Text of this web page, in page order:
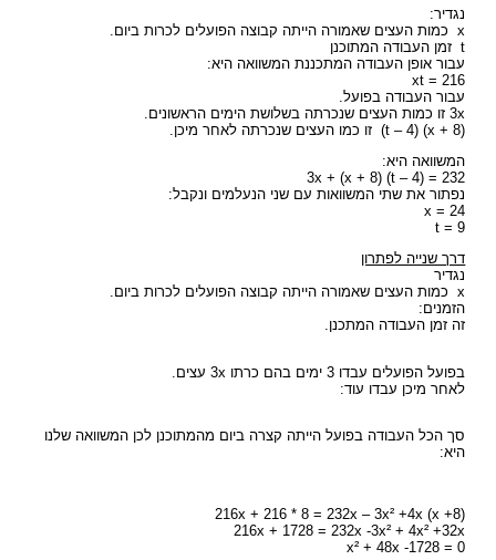
נגדיר:
x כמות העצים שאמורה הייתה קבוצה הפועלים לכרות ביום.
t זמן העבודה המתוכנן
עבור אופן העבודה המתכננת המשוואה היא:
xt = 216
עבור העבודה בפועל.
3x זו כמות העצים שנכרתה בשלושת הימים הראשונים.
(x + 8) (t – 4) זו כמו העצים שנכרתה לאחר מיכן.
המשוואה היא:
3x + (x + 8) (t – 4) = 232
נפתור את שתי המשוואות עם שני הנעלמים ונקבל:
x = 24
t = 9
דרך שנייה לפתרון
נגדיר
x כמות העצים שאמורה הייתה קבוצה הפועלים לכרות ביום.
הזמנים:
זה זמן העבודה המתכנן.
בפועל הפועלים עבדו 3 ימים בהם כרתו 3x עצים.
לאחר מיכן עבדו עוד:
סך הכל העבודה בפועל הייתה קצרה ביום מהמתוכנן לכן המשוואה שלנו
היא:
(216x + 216 * 8 = 232x – 3x² +4x (x +8
216x + 1728 = 232x -3x² + 4x² +32x
x² + 48x -1728 = 0